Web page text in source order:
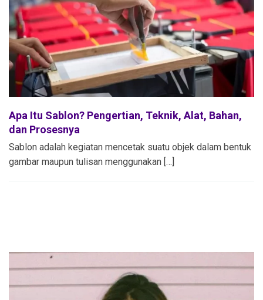
Apa Itu Sablon? Pengertian, Teknik, Alat, Bahan,
dan Prosesnya
Sablon adalah kegiatan mencetak suatu objek dalam bentuk
gambar maupun tulisan menggunakan […]